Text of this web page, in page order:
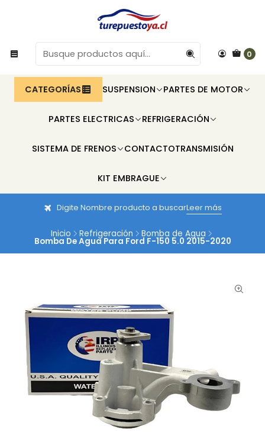
0
CATEGORÍAS SUSPENSION PARTES DE MOTOR
PARTES ELECTRICAS REFRIGERACIÓN
SISTEMA DE FRENOS CONTACTOTRANSMISIÓN
KIT EMBRAGUE
Digite Nombre producto a buscarLeer más
Inicio Refrigeración Bomba de Agua
Bomba De Agua Para Ford F-150 5.0 2015-2020